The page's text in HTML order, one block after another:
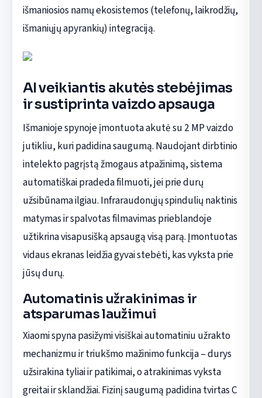
išmaniosios namų ekosistemos (telefonų, laikrodžių,
išmaniųjų apyrankių) integraciją.
AI veikiantis akutės stebėjimas
ir sustiprinta vaizdo apsauga
Išmanioje spynoje įmontuota akutė su 2 MP vaizdo
jutikliu, kuri padidina saugumą. Naudojant dirbtinio
intelekto pagrįstą žmogaus atpažinimą, sistema
automatiškai pradeda filmuoti, jei prie durų
užsibūnama ilgiau. Infraraudonųjų spindulių naktinis
matymas ir spalvotas filmavimas prieblandoje
užtikrina visapusišką apsaugą visą parą. Įmontuotas
vidaus ekranas leidžia gyvai stebėti, kas vyksta prie
jūsų durų.
Automatinis užrakinimas ir
atsparumas laužimui
Xiaomi spyna pasižymi visiškai automatiniu užrakto
mechanizmu ir triukšmo mažinimo funkcija – durys
užsirakina tyliai ir patikimai, o atrakinimas vyksta
greitai ir sklandžiai. Fizinį saugumą padidina tvirtas C